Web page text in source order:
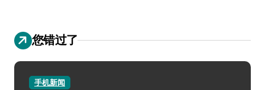
您错过了
手机新闻